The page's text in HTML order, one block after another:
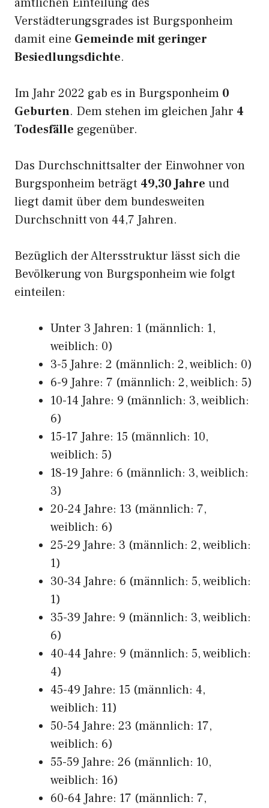
Verstädterungsgrades ist Burgsponheim
damit eine Gemeinde mit geringer
Besiedlungsdichte.
Im Jahr 2022 gab es in Burgsponheim 0
Geburten. Dem stehen im gleichen Jahr 4
Todesfälle gegenüber.
Das Durchschnittsalter der Einwohner von
Burgsponheim beträgt 49,30 Jahre und
liegt damit über dem bundesweiten
Durchschnitt von 44,7 Jahren.
Bezüglich der Altersstruktur lässt sich die
Bevölkerung von Burgsponheim wie folgt
einteilen:
Unter 3 Jahren: 1 (männlich: 1,
weiblich: 0)
3-5 Jahre: 2 (männlich: 2, weiblich: 0)
6-9 Jahre: 7 (männlich: 2, weiblich: 5)
10-14 Jahre: 9 (männlich: 3, weiblich:
6)
15-17 Jahre: 15 (männlich: 10,
weiblich: 5)
18-19 Jahre: 6 (männlich: 3, weiblich:
3)
20-24 Jahre: 13 (männlich: 7,
weiblich: 6)
25-29 Jahre: 3 (männlich: 2, weiblich:
1)
30-34 Jahre: 6 (männlich: 5, weiblich:
1)
35-39 Jahre: 9 (männlich: 3, weiblich:
6)
40-44 Jahre: 9 (männlich: 5, weiblich:
4)
45-49 Jahre: 15 (männlich: 4,
weiblich: 11)
50-54 Jahre: 23 (männlich: 17,
weiblich: 6)
55-59 Jahre: 26 (männlich: 10,
weiblich: 16)
60-64 Jahre: 17 (männlich: 7,